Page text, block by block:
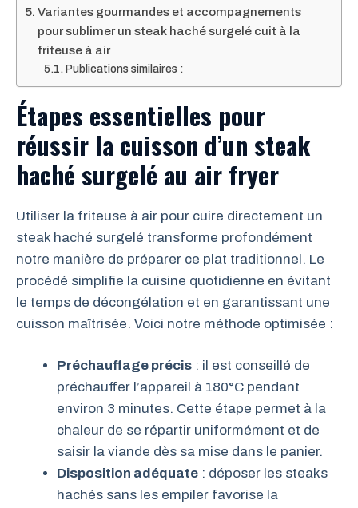
Variantes gourmandes et accompagnements
pour sublimer un steak haché surgelé cuit à la
friteuse à air
Publications similaires :
Étapes essentielles pour
réussir la cuisson d’un steak
haché surgelé au air fryer
Utiliser la friteuse à air pour cuire directement un
steak haché surgelé transforme profondément
notre manière de préparer ce plat traditionnel. Le
procédé simplifie la cuisine quotidienne en évitant
le temps de décongélation et en garantissant une
cuisson maîtrisée. Voici notre méthode optimisée :
Préchauffage précis : il est conseillé de
préchauffer l’appareil à 180°C pendant
environ 3 minutes. Cette étape permet à la
chaleur de se répartir uniformément et de
saisir la viande dès sa mise dans le panier.
Disposition adéquate : déposer les steaks
hachés sans les empiler favorise la